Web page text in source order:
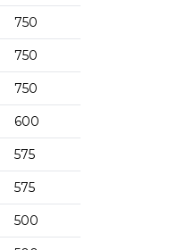
750
750
750
600
575
575
500